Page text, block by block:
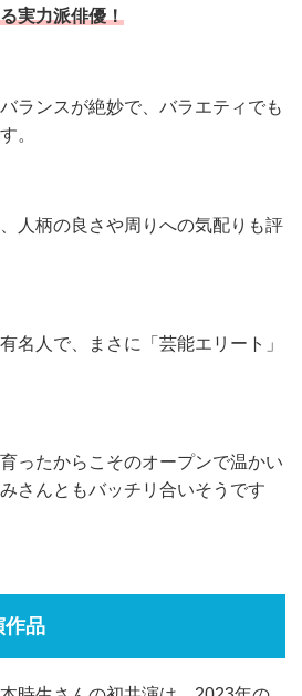
実力派俳優！
ランスが絶妙で、バラエティでも
。
人柄の良さや周りへの気配りも評
名人で、まさに「芸能エリート」
ったからこそのオープンで温かい
さんともバッチリ合いそうです
作品